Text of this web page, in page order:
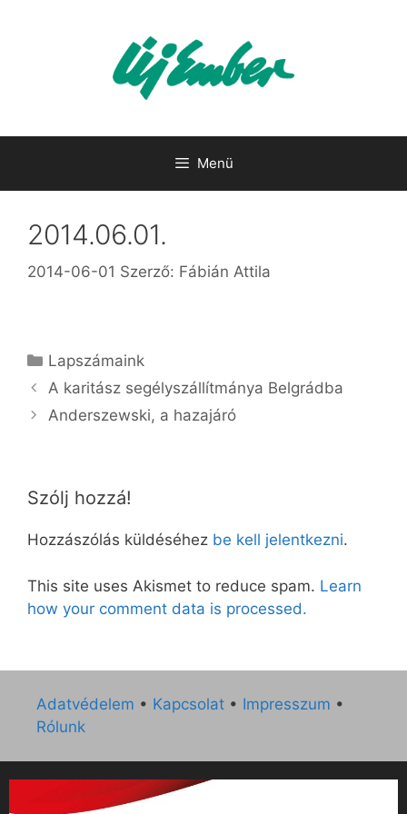
Menü
2014.06.01.
2014-06-01 Szerző: Fábián Attila
Kategória
Lapszámaink
A karitász segélyszállítmánya Belgrádba
Anderszewski, a hazajáró
Szólj hozzá!
Hozzászólás küldéséhez be kell jelentkezni.
This site uses Akismet to reduce spam. Learn
how your comment data is processed.
Adatvédelem • Kapcsolat • Impresszum •
Rólunk